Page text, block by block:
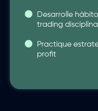
Desarrolle
trading
Practique
profit